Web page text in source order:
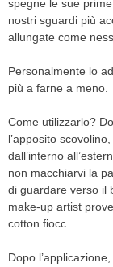
spegne le sue
nostri sguardi più
allungate come
Personalmente lo
più a farne a meno.
Come utilizzarlo?
l’apposito
dall’interno
non macchiarvi la
di guardare verso il
make-up artist
cotton fiocc.
Dopo